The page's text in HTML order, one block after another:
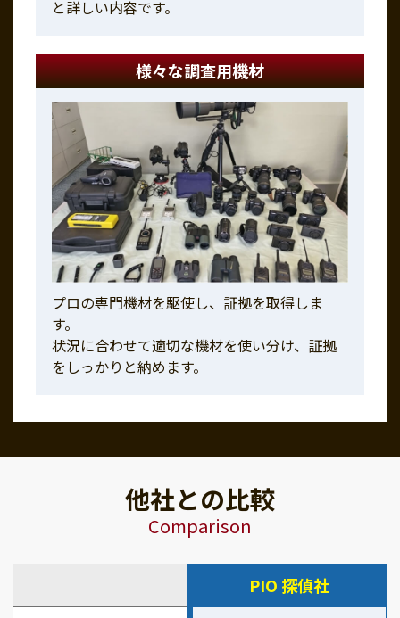
と詳しい内容です。
様々な調査用機材
プロの専門機材を駆使し、証拠を取得しま
す。
状況に合わせて適切な機材を使い分け、証拠
をしっかりと納めます。
他社との比較
Comparison
PIO 探偵社